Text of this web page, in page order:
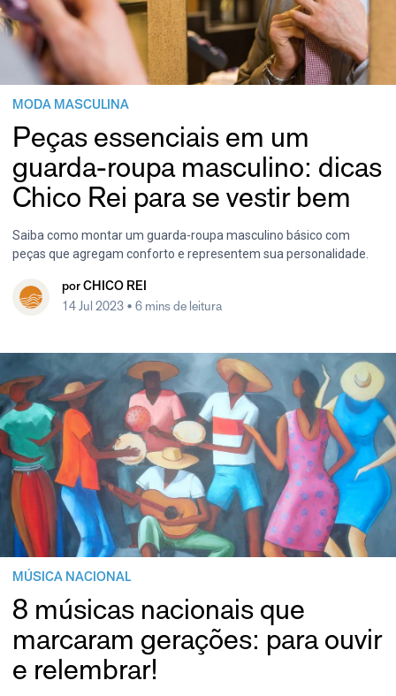
MODA MASCULINA
Peças essenciais em um
guarda-roupa masculino: dicas
Chico Rei para se vestir bem
Saiba como montar um guarda-roupa masculino básico com
peças que agregam conforto e representem sua personalidade.
por CHICO REI
14 Jul 2023 • 6 mins de leitura
MÚSICA NACIONAL
8 músicas nacionais que
marcaram gerações: para ouvir
e relembrar!